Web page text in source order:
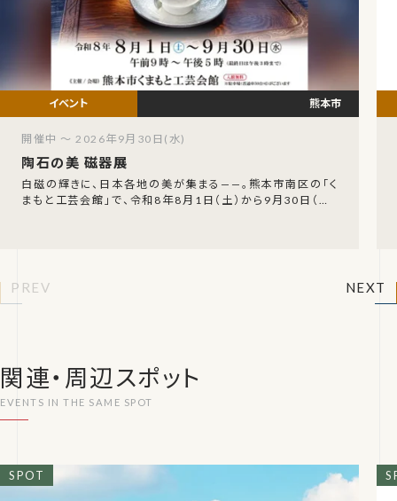
陶石の美 磁器展
白磁の輝きに、日本各地の美が集まる——。熊本市南区の「く
まもと工芸会館」で、令和8年8月1日（土）から9月30日（水）
熊本市
開催中 ～ 2026年9月30日(水)
PREV NEXT
関連・周辺スポット